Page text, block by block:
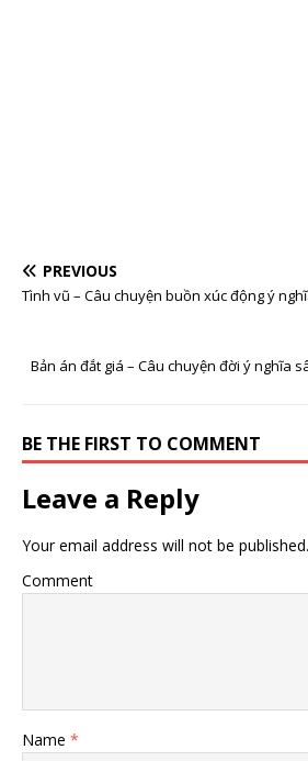
PREVIOUS
Tình vũ – Câu chuyện buồn xúc động ý
Bản án đắt giá – Câu chuyện đời ý nghĩa
BE THE FIRST TO COMMENT
Leave a Reply
Your email address will not be published.
Comment
Name *